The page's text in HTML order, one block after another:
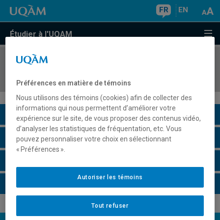
FR EN
Étudier à l'UQAM
COURS//
Description du cours
Horaire - Été 2026
Préférences en matière de témoins
Nous utilisons des témoins (cookies) afin de collecter des
informations qui nous permettent d’améliorer votre
expérience sur le site, de vous proposer des contenus vidéo,
d’analyser les statistiques de fréquentation, etc. Vous
pouvez personnaliser votre choix en sélectionnant
« Préférences ».
Tout refuser
Autoriser les témoins